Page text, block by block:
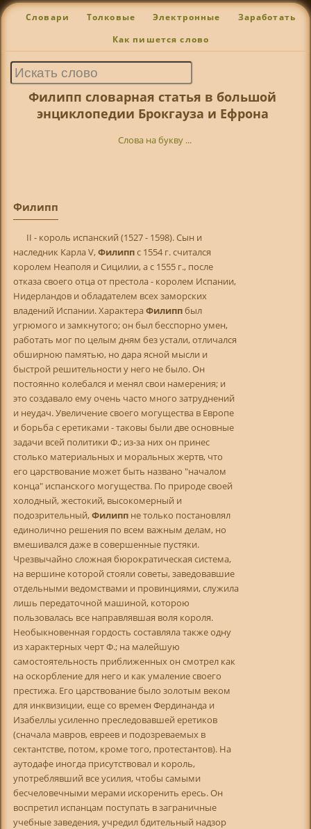
Словари Толковые Электронные Заработать
Как пишется слово
Филипп словарная статья в большой
энциклопедии Брокгауза и Ефрона
Слова на букву ...
Филипп
II - король испанский (1527 - 1598). Сын и
наследник Карла V,Филиппс 1554 г. считался
королем Неаполя и Сицилии, а с 1555 г., после
отказа своего отца от престола - королем Испании,
Нидерландов и обладателем всех заморских
владений Испании. ХарактераФилиппбыл
угрюмого и замкнутого; он был бесспорно умен,
работать мог по целым дням без устали, отличался
обширною памятью, но дара ясной мысли и
быстрой решительности у него не было. Он
постоянно колебался и менял свои намерения; и
это создавало ему очень часто много затруднений
и неудач. Увеличение своего могущества в Европе
и борьба с еретиками - таковы были две основные
задачи всей политики Ф.; из-за них он принес
столько материальных и моральных жертв, что
его царствование может быть названо "началом
конца" испанского могущества. По природе своей
холодный, жестокий, высокомерный и
подозрительный,Филипп не только постановлял
единолично решения по всем важным делам, но
вмешивался даже в совершенные пустяки.
Чрезвычайно сложная бюрократическая система,
на вершине которой стояли советы, заведовавшие
отдельными ведомствами и провинциями, служила
лишь передаточной машиной, которою
пользовалась все направлявшая воля короля.
Необыкновенная гордость составляла также одну
из характерных черт Ф.; на малейшую
самостоятельность приближенных он смотрел как
на оскорбление для него и как умаление своего
престижа. Его царствование было золотым веком
для инквизиции, еще со времен Фердинанда и
Изабеллы усиленно преследовавшей еретиков
(сначала мавров, евреев и подозреваемых в
сектантстве, потом, кроме того, протестантов). На
аутодафе иногда присутствовал и король,
употреблявший все усилия, чтобы самыми
бесчеловечными мерами искоренить ересь. Он
воспретил испанцам поступать в заграничные
учебные заведения, учредил бдительный надзор